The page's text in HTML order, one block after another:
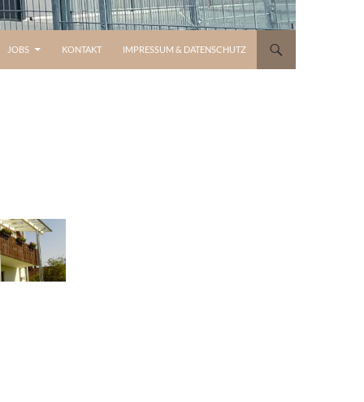
JOBS KONTAKT IMPRESSUM & DATENSCHUTZ